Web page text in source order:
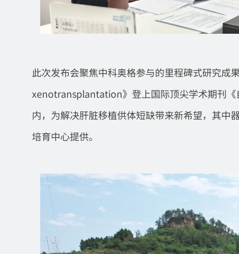
此次发布会聚焦中科奥格参与的里程碑式研究
xenotransplantation》登上国际顶尖学术期刊《
内，为解决肝脏移植供体短缺带来新希望，其中
培育中心提供。